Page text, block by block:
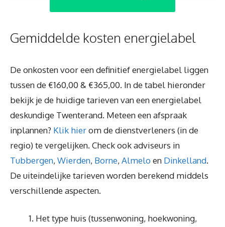
Gemiddelde kosten energielabel
De onkosten voor een definitief energielabel liggen
tussen de €160,00 & €365,00. In de tabel hieronder
bekijk je de huidige tarieven van een energielabel
deskundige Twenterand. Meteen een afspraak
inplannen? Klik hierom de dienstverleners (in de
regio) te vergelijken. Check ook adviseurs in
Tubbergen, Wierden, Borne, Almeloen Dinkelland.
De uiteindelijke tarieven worden berekend middels
verschillende aspecten.
Het type huis (tussenwoning, hoekwoning,